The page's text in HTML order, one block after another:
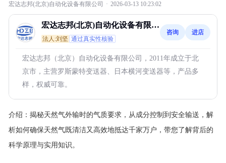
宏达志邦(北京)自动化设备有限公司 · 2026-03-13 10:23:02
宏达志邦(北京)自动化设备有限公
司
法人:刘坚 通过真实性核验
咨询 进店
宏达志邦（北京）自动化设备有限公司，2011年成立于北
京市，主营罗斯蒙特变送器、日本横河变送器等，产品多
样，权威可靠。
介绍： 揭秘天然气外输时的气质要求，从成分控制到安全输送，解
析如何确保天然气既清洁又高效地抵达千家万户，带您了解背后的
科学原理与实用知识。